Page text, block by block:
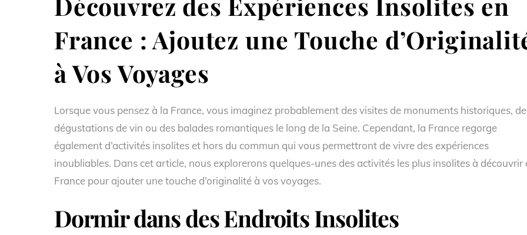
France : Ajoutez une Touche
à Vos Voyages
Lorsque vous pensez à la France, vous imaginez probablement des visites de monuments historiques,
dégustations de vin ou des balades romantiques le long de la Seine. Cependant, la France regorge
également d’activités insolites et hors du commun qui vous permettront de vivre des expériences
inoubliables. Dans cet article, nous explorerons quelques-unes des activités les plus insolites à découvrir
France pour ajouter une touche d’originalité à vos voyages.
Dormir dans des Endroits Insolites